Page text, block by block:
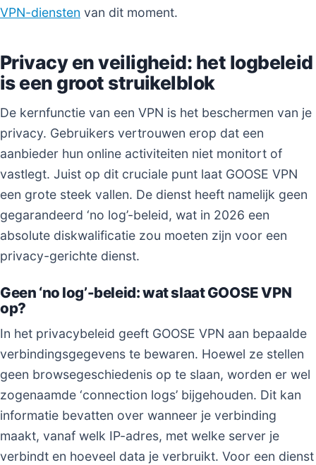
VPN-diensten van dit moment.
Privacy en veiligheid: het logbeleid
is een groot struikelblok
De kernfunctie van een VPN is het beschermen van je
privacy. Gebruikers vertrouwen erop dat een
aanbieder hun online activiteiten niet monitort of
vastlegt. Juist op dit cruciale punt laat GOOSE VPN
een grote steek vallen. De dienst heeft namelijk geen
gegarandeerd ‘no log’-beleid, wat in 2026 een
absolute diskwalificatie zou moeten zijn voor een
privacy-gerichte dienst.
Geen ‘no log’-beleid: wat slaat GOOSE VPN
op?
In het privacybeleid geeft GOOSE VPN aan bepaalde
verbindingsgegevens te bewaren. Hoewel ze stellen
geen browsegeschiedenis op te slaan, worden er wel
zogenaamde ‘connection logs’ bijgehouden. Dit kan
informatie bevatten over wanneer je verbinding
maakt, vanaf welk IP-adres, met welke server je
verbindt en hoeveel data je verbruikt. Voor een dienst